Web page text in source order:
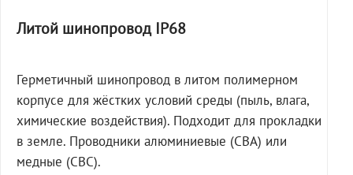
Литой шинопровод IP68
Герметичный шинопровод в литом полимерном
корпусе для жёстких условий среды (пыль, влага,
химические воздействия). Подходит для прокладки
в земле. Проводники алюминиевые (СВА) или
медные (СВС).